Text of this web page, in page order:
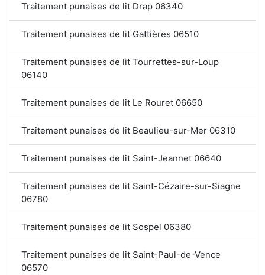
Traitement punaises de lit Drap 06340
Traitement punaises de lit Gattières 06510
Traitement punaises de lit Tourrettes-sur-Loup
06140
Traitement punaises de lit Le Rouret 06650
Traitement punaises de lit Beaulieu-sur-Mer 06310
Traitement punaises de lit Saint-Jeannet 06640
Traitement punaises de lit Saint-Cézaire-sur-Siagne
06780
Traitement punaises de lit Sospel 06380
Traitement punaises de lit Saint-Paul-de-Vence
06570